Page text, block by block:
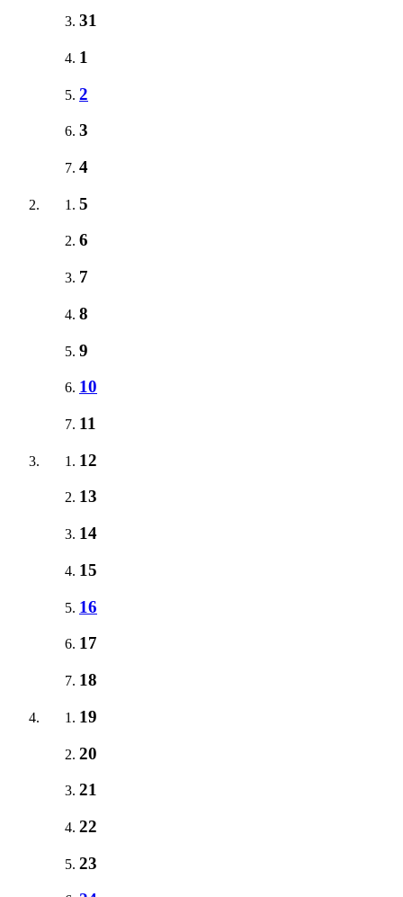
31
1
2
3
4
5
6
7
8
9
10
11
12
13
14
15
16
17
18
19
20
21
22
23